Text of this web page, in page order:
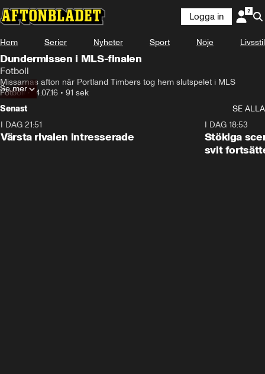
Logga in
Hem Serier Nyheter Sport Nöje Livsstil
Dundermissen i MLS-finalen
Fotboll
Missarnas afton när Portland Timbers tog hem slutspelet i MLS
Fotboll•14.07.16 • 91 sek
Se mer
Senast
SE ALLA
I DAG 21:51
Värsta rivalen intresserade
I DAG 18:53
Stökiga
svit